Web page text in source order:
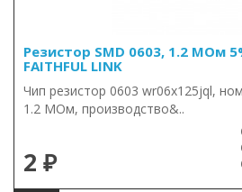
Резистор SMD 0603, 1.2 МОм
FAITHFUL LINK
Чип резистор 0603 wr06x125jql,
1.2 МОм, производство&..
2 ₽